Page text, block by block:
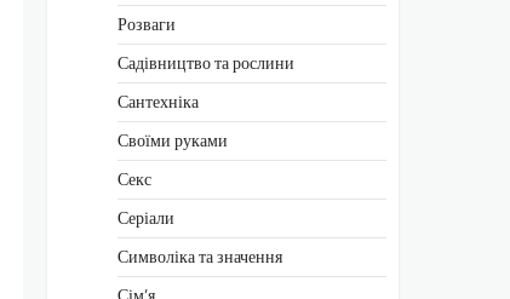
Розваги
Садівництво та рослини
Сантехніка
Своїми руками
Секс
Серіали
Символіка та значення